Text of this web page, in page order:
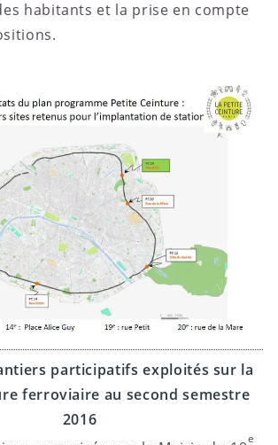
habitants et la prise en compte
participatifs exploités sur la
ferroviaire au second semestre
2016
e